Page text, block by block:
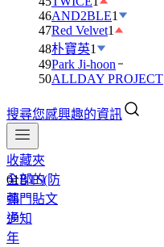
46AND2BLE1
47Red Velvet1
48朴寶英1
49Park Ji-hoon
50ALLDAY PROJECT
搜尋您感興趣的資訊
收藏夾
全部的
熱門貼文
通知
01BTS(防
彈
少
年
團)